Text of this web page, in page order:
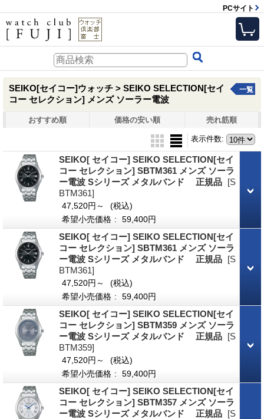
PCサイト
SEIKO[セイコー]ウォッチ > SEIKO SELECTION[セイ
コー セレクション] メンズ ソーラー電波
一覧
おすすめ順 価格の安い順 売れ筋順
表示件数:
SEIKO[ セイコー] SEIKO SELECTION[セイ
コー セレクション] SBTM361 メンズ ソーラ
ー電波 Sシリーズ メタルバンド 正規品 [S
BTM361]
47,520円～
(税込)
希望小売価格 : 59,400円
SEIKO[ セイコー] SEIKO SELECTION[セイ
コー セレクション] SBTM361 メンズ ソーラ
ー電波 Sシリーズ メタルバンド 正規品 [S
BTM361]
47,520円～
(税込)
希望小売価格 : 59,400円
SEIKO[ セイコー] SEIKO SELECTION[セイ
コー セレクション] SBTM359 メンズ ソーラ
ー電波 Sシリーズ メタルバンド 正規品 [S
BTM359]
47,520円～
(税込)
希望小売価格 : 59,400円
SEIKO[ セイコー] SEIKO SELECTION[セイ
コー セレクション] SBTM357 メンズ ソーラ
ー電波 Sシリーズ メタルバンド 正規品 [S